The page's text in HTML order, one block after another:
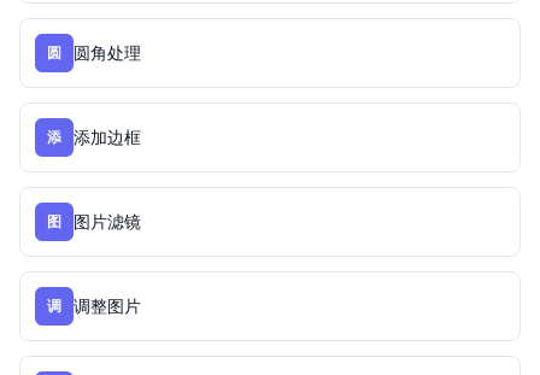
圆 圆角处理
添 添加边框
图 图片滤镜
调 调整图片